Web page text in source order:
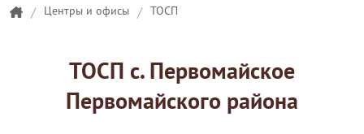
/ Центры и офисы / ТОСП
ТОСП с. Первомайское
Первомайского района